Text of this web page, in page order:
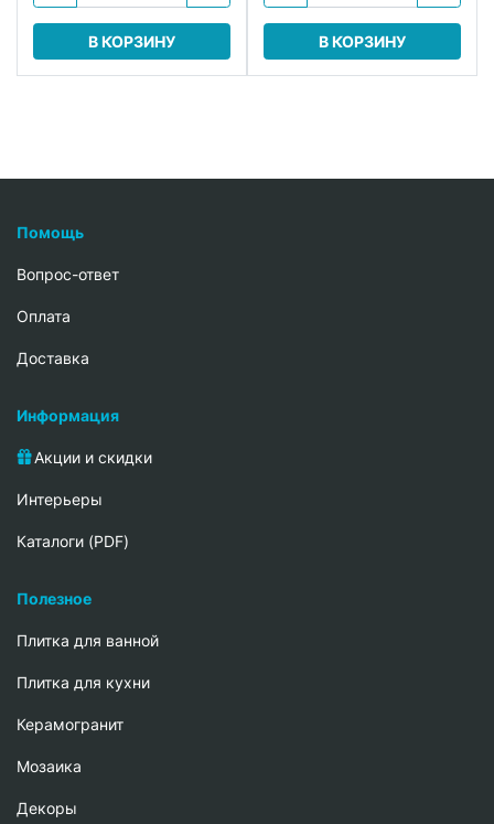
В КОРЗИНУ В КОРЗИНУ
Помощь
Вопрос-ответ
Oплата
Доставка
Информация
Акции и скидки
Интерьеры
Каталоги (PDF)
Полезное
Плитка для ванной
Плитка для кухни
Керамогранит
Мозаика
Декоры